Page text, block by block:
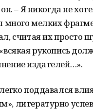
– Я никогда не
много мелких
считая их просто
рукопись
издателей…».
поддавался
литературно